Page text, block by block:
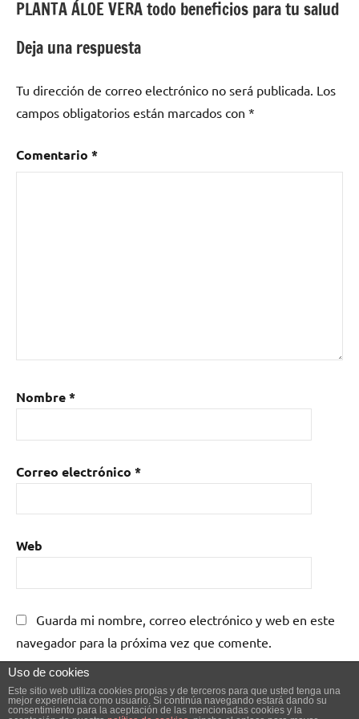
de
entradas
PLANTA ÁLOE VERA todo beneficios para tu salud
Deja una respuesta
Tu dirección de correo electrónico no será publicada. Los
campos obligatorios están marcados con *
Comentario *
Nombre*
Correo electrónico *
Web
Guarda mi nombre, correo electrónico y web en este
navegador para la próxima vez que comente.
Uso de cookies
Este sitio web utiliza cookies propias y de terceros para que usted tenga una
mejor experiencia como usuario. Si continúa navegando estará dando su
consentimiento para la aceptación de las mencionadas cookies y la